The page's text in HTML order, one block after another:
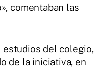
comentaban las
estudios del colegio,
de la iniciativa, en